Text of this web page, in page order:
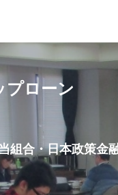
プローン
組合・日本政策金